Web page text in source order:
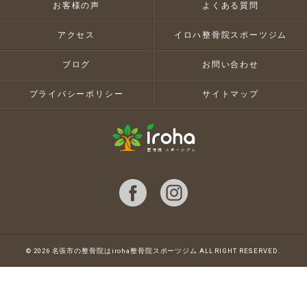
お客様の声 よくある質問
アクセス イロハ整骨院スポーツジム
ブログ お問い合わせ
プライバシーポリシー サイトマップ
© 2026 名張市の整骨院はiroha整骨院スポーツジム ALL RIGHT RESERVED.